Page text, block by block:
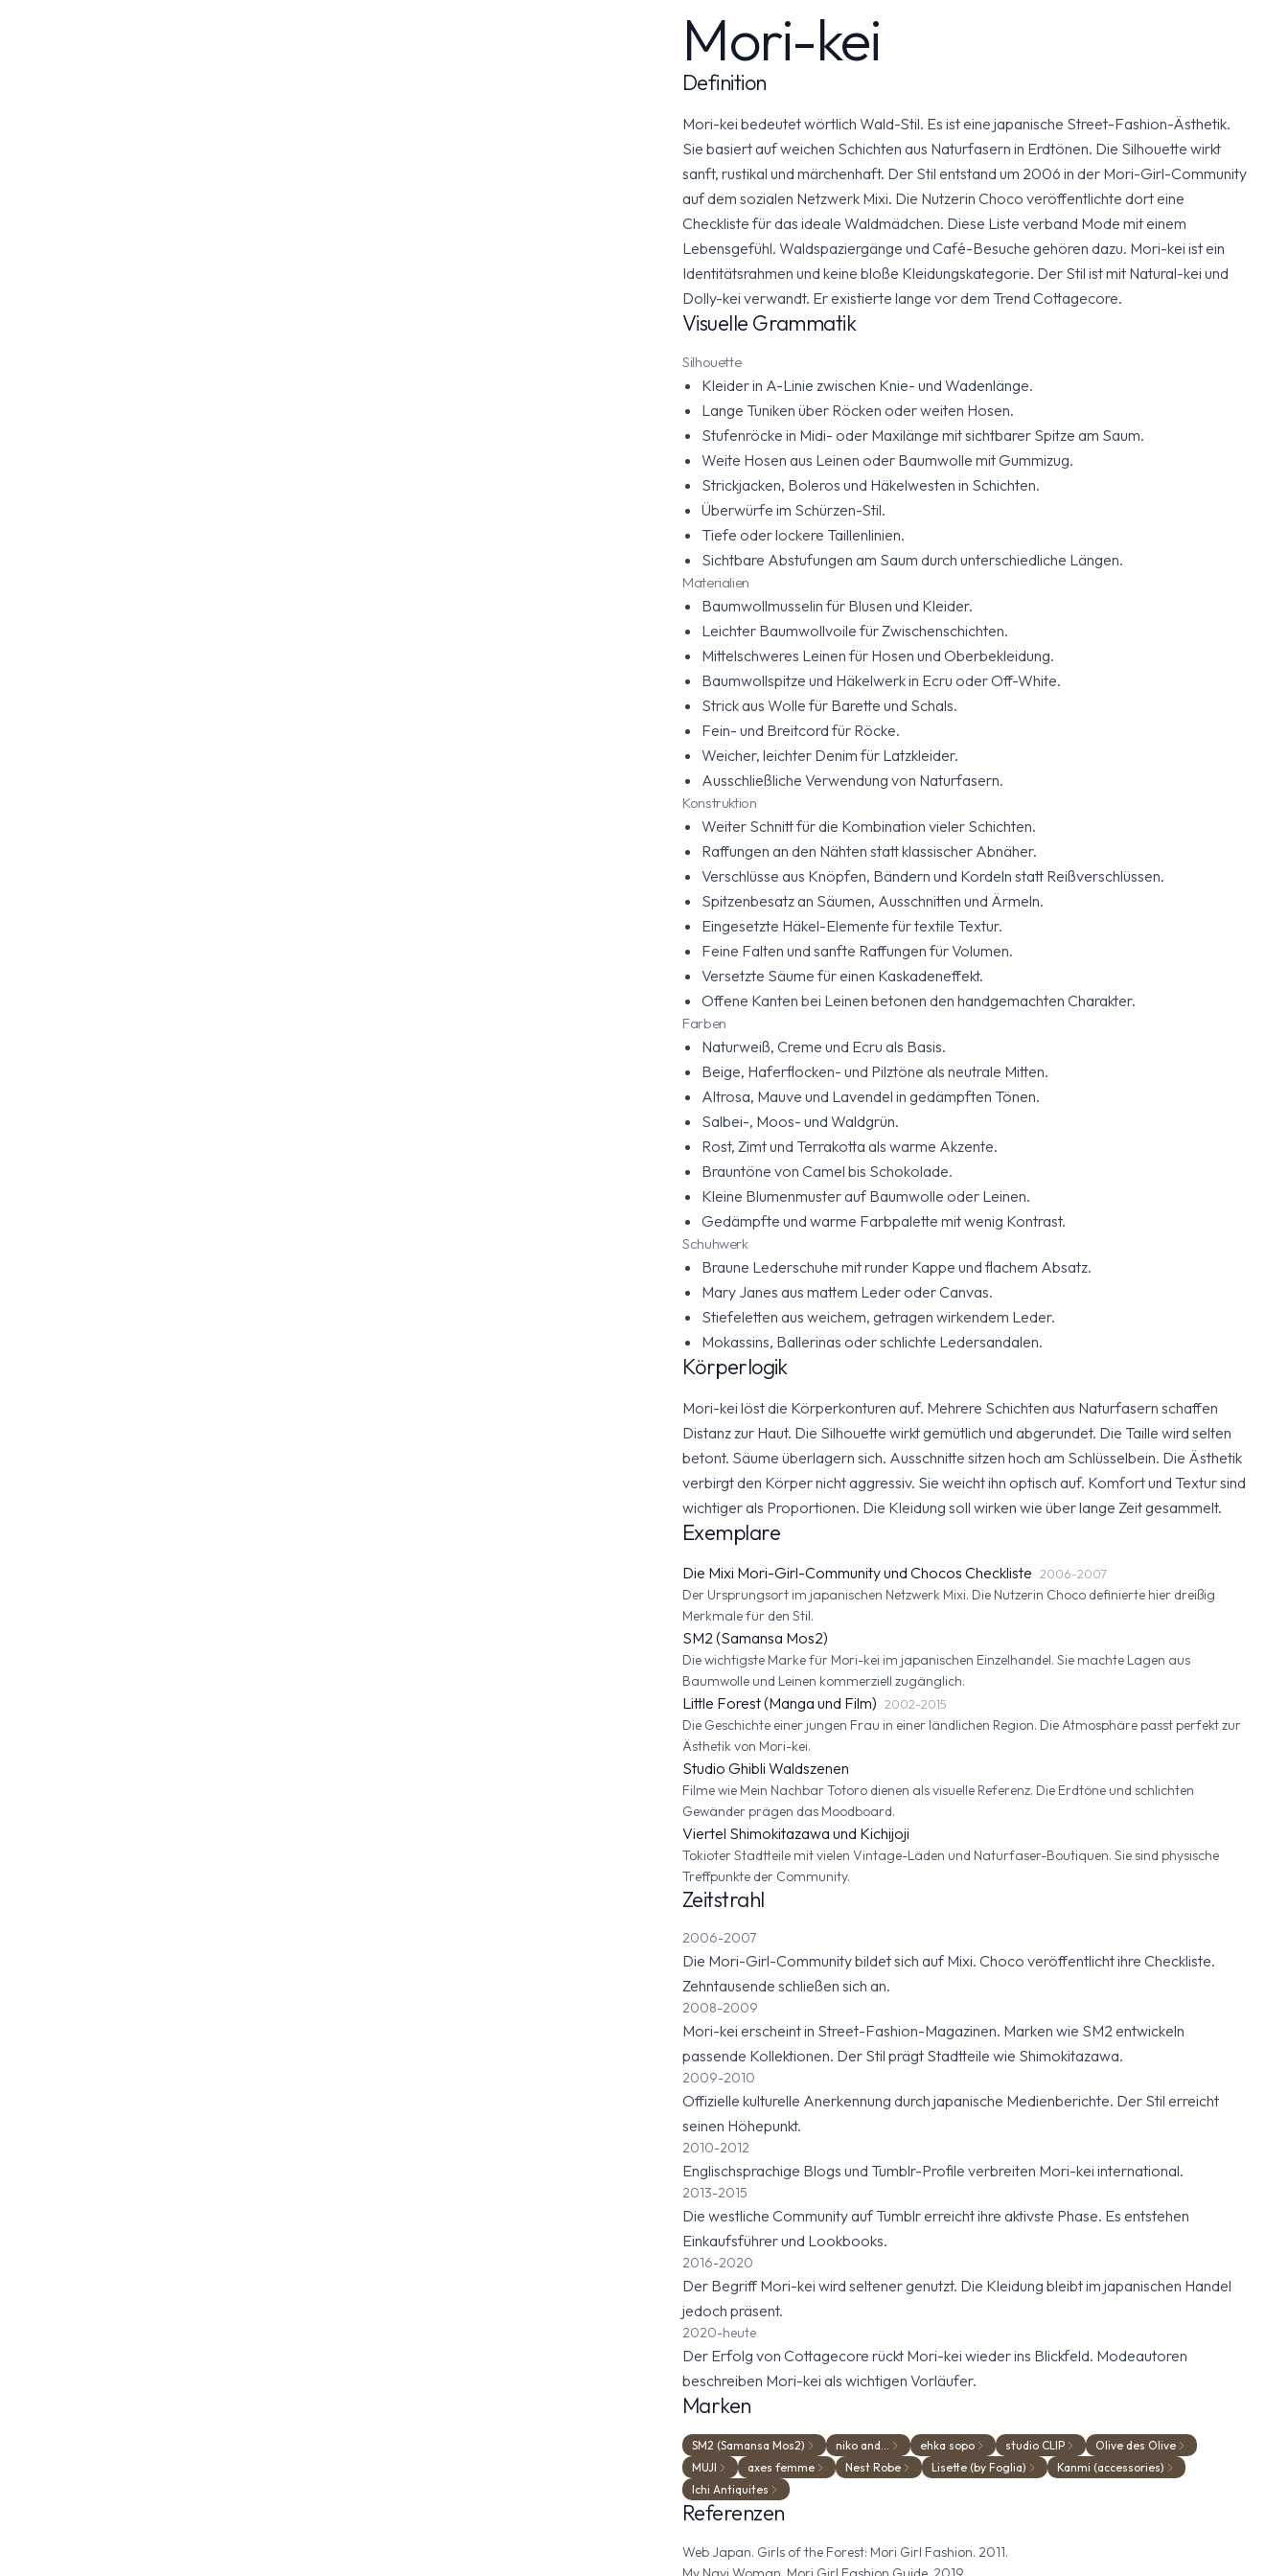
Mori-kei
Definition
Mori-kei bedeutet wörtlich Wald-Stil. Es ist eine japanische Street-Fashion-Ästhetik.
Sie basiert auf weichen Schichten aus Naturfasern in Erdtönen. Die Silhouette wirkt
sanft, rustikal und märchenhaft. Der Stil entstand um 2006 in der Mori-Girl-Community
auf dem sozialen Netzwerk Mixi. Die Nutzerin Choco veröffentlichte dort eine
Checkliste für das ideale Waldmädchen. Diese Liste verband Mode mit einem
Lebensgefühl. Waldspaziergänge und Café-Besuche gehören dazu. Mori-kei ist ein
Identitätsrahmen und keine bloße Kleidungskategorie. Der Stil ist mit Natural-kei und
Dolly-kei verwandt. Er existierte lange vor dem Trend Cottagecore.
Visuelle Grammatik
Silhouette
Kleider in A-Linie zwischen Knie- und Wadenlänge.
Lange Tuniken über Röcken oder weiten Hosen.
Stufenröcke in Midi- oder Maxilänge mit sichtbarer Spitze am Saum.
Weite Hosen aus Leinen oder Baumwolle mit Gummizug.
Strickjacken, Boleros und Häkelwesten in Schichten.
Überwürfe im Schürzen-Stil.
Tiefe oder lockere Taillenlinien.
Sichtbare Abstufungen am Saum durch unterschiedliche Längen.
Materialien
Baumwollmusselin für Blusen und Kleider.
Leichter Baumwollvoile für Zwischenschichten.
Mittelschweres Leinen für Hosen und Oberbekleidung.
Baumwollspitze und Häkelwerk in Ecru oder Off-White.
Strick aus Wolle für Barette und Schals.
Fein- und Breitcord für Röcke.
Weicher, leichter Denim für Latzkleider.
Ausschließliche Verwendung von Naturfasern.
Konstruktion
Weiter Schnitt für die Kombination vieler Schichten.
Raffungen an den Nähten statt klassischer Abnäher.
Verschlüsse aus Knöpfen, Bändern und Kordeln statt Reißverschlüssen.
Spitzenbesatz an Säumen, Ausschnitten und Ärmeln.
Eingesetzte Häkel-Elemente für textile Textur.
Feine Falten und sanfte Raffungen für Volumen.
Versetzte Säume für einen Kaskadeneffekt.
Offene Kanten bei Leinen betonen den handgemachten Charakter.
Farben
Naturweiß, Creme und Ecru als Basis.
Beige, Haferflocken- und Pilztöne als neutrale Mitten.
Altrosa, Mauve und Lavendel in gedämpften Tönen.
Salbei-, Moos- und Waldgrün.
Rost, Zimt und Terrakotta als warme Akzente.
Brauntöne von Camel bis Schokolade.
Kleine Blumenmuster auf Baumwolle oder Leinen.
Gedämpfte und warme Farbpalette mit wenig Kontrast.
Schuhwerk
Braune Lederschuhe mit runder Kappe und flachem Absatz.
Mary Janes aus mattem Leder oder Canvas.
Stiefeletten aus weichem, getragen wirkendem Leder.
Mokassins, Ballerinas oder schlichte Ledersandalen.
Körperlogik
Mori-kei löst die Körperkonturen auf. Mehrere Schichten aus Naturfasern schaffen
Distanz zur Haut. Die Silhouette wirkt gemütlich und abgerundet. Die Taille wird selten
betont. Säume überlagern sich. Ausschnitte sitzen hoch am Schlüsselbein. Die Ästhetik
verbirgt den Körper nicht aggressiv. Sie weicht ihn optisch auf. Komfort und Textur sind
wichtiger als Proportionen. Die Kleidung soll wirken wie über lange Zeit gesammelt.
Exemplare
Die Mixi Mori-Girl-Community und Chocos Checkliste 2006-2007
Der Ursprungsort im japanischen Netzwerk Mixi. Die Nutzerin Choco definierte hier dreißig
Merkmale für den Stil.
SM2 (Samansa Mos2)
Die wichtigste Marke für Mori-kei im japanischen Einzelhandel. Sie machte Lagen aus
Baumwolle und Leinen kommerziell zugänglich.
Little Forest (Manga und Film) 2002-2015
Die Geschichte einer jungen Frau in einer ländlichen Region. Die Atmosphäre passt perfekt zur
Ästhetik von Mori-kei.
Studio Ghibli Waldszenen
Filme wie Mein Nachbar Totoro dienen als visuelle Referenz. Die Erdtöne und schlichten
Gewänder prägen das Moodboard.
Viertel Shimokitazawa und Kichijoji
Tokioter Stadtteile mit vielen Vintage-Läden und Naturfaser-Boutiquen. Sie sind physische
Treffpunkte der Community.
Zeitstrahl
2006-2007
Die Mori-Girl-Community bildet sich auf Mixi. Choco veröffentlicht ihre Checkliste.
Zehntausende schließen sich an.
2008-2009
Mori-kei erscheint in Street-Fashion-Magazinen. Marken wie SM2 entwickeln
passende Kollektionen. Der Stil prägt Stadtteile wie Shimokitazawa.
2009-2010
Offizielle kulturelle Anerkennung durch japanische Medienberichte. Der Stil erreicht
seinen Höhepunkt.
2010-2012
Englischsprachige Blogs und Tumblr-Profile verbreiten Mori-kei international.
2013-2015
Die westliche Community auf Tumblr erreicht ihre aktivste Phase. Es entstehen
Einkaufsführer und Lookbooks.
2016-2020
Der Begriff Mori-kei wird seltener genutzt. Die Kleidung bleibt im japanischen Handel
jedoch präsent.
2020-heute
Der Erfolg von Cottagecore rückt Mori-kei wieder ins Blickfeld. Modeautoren
beschreiben Mori-kei als wichtigen Vorläufer.
Marken
SM2 (Samansa Mos2) niko and... ehka sopo studio CLIP
Olive des Olive
MUJI
axes femme Nest Robe Lisette (by Foglia)
Kanmi (accessories)
Ichi Antiquites
Referenzen
Web Japan. Girls of the Forest: Mori Girl Fashion. 2011.